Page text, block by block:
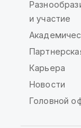
и участие
Карьера
Новости
Головной